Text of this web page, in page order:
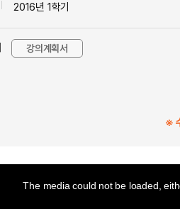
2016년 1학기
강의계획서
※
The media could not be loaded,